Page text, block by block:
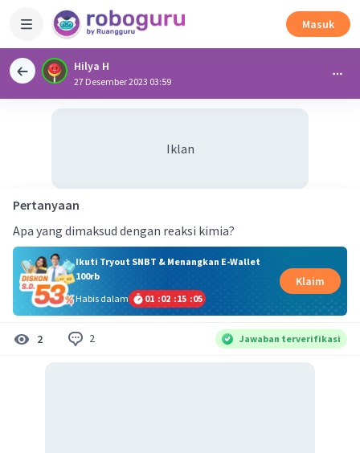
Masuk
Hilya H
27 Desember 2023 03:59
Iklan
Pertanyaan
Apa yang dimaksud dengan reaksi kimia?
Ikuti Tryout SNBT & Menangkan E-Wallet
100rb
Habis dalam
01 :02 :15 :04
Klaim
2 2 Jawaban terverifikasi